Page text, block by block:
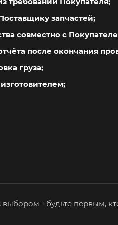
запчастей;
совместно с
после окончания
груза;
- будьте первым,